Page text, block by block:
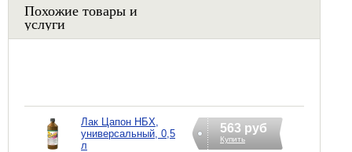
Похожие товары и
услуги
Лак Цапон НБХ,
универсальный, 0,5
л
563 руб
Купить